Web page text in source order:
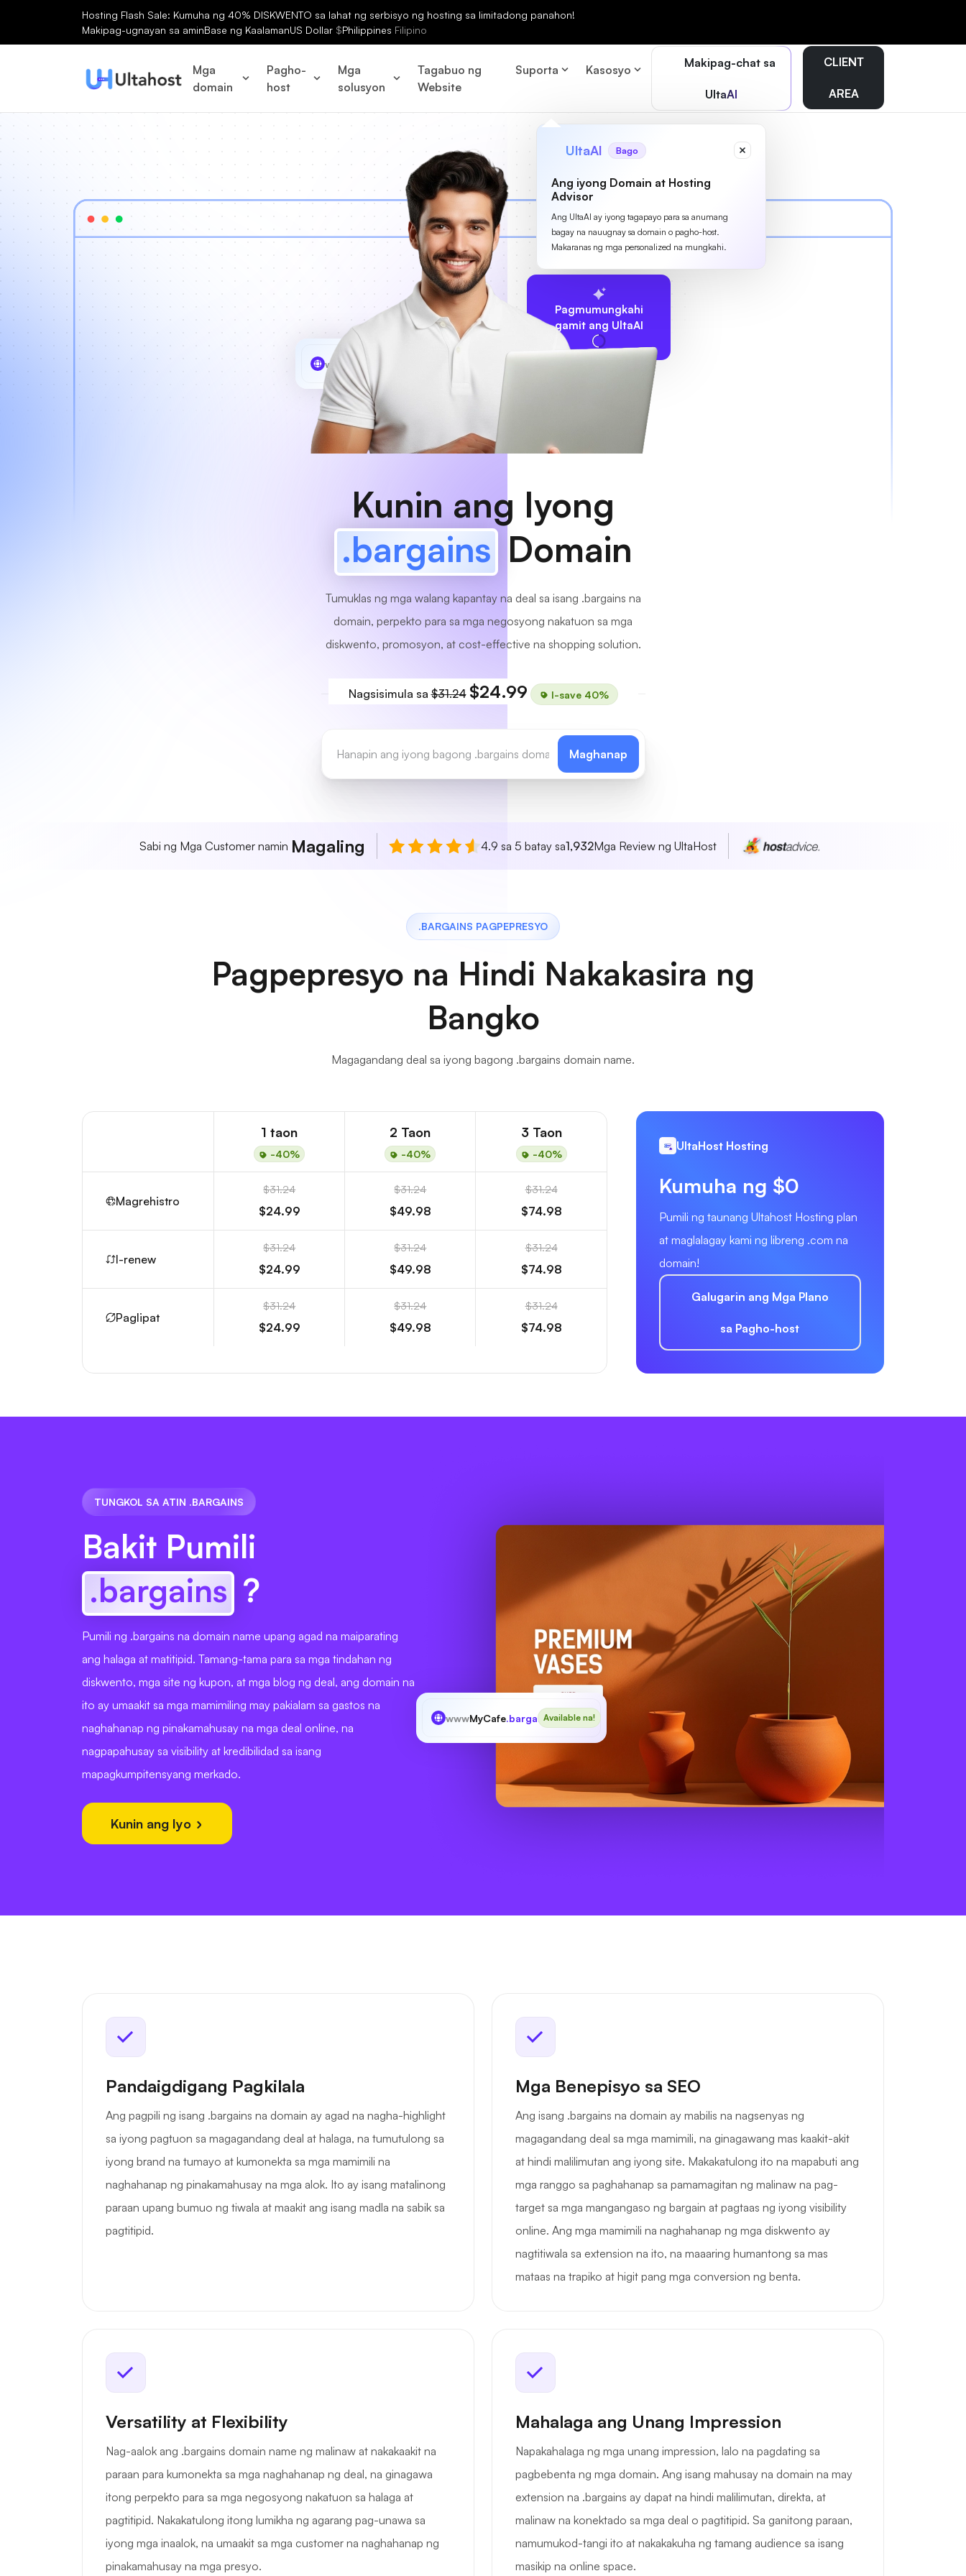
Hosting Flash Sale: Kumuha ng 40% DISKWENTO sa lahat ng serbisyo ng hosting sa limitadong panahon!
Makipag-ugnayan sa aminBase ng KaalamanUS Dollar $Philippines Filipino
Mga
domain
Pagho-
host
Mga
solusyon
Tagabuo ng
Website
Suporta Kasosyo Makipag-chat sa
UltaAI
UltaAI Bago
Ang iyong Domain at Hosting
Advisor
Ang UltaAI ay iyong tagapayo para sa anumang
bagay na nauugnay sa domain o pagho-host.
Makaranas ng mga personalized na mungkahi.
CLIENT
AREA
Pagmumungkahi
gamit ang UltaAI
www MyCafe
Kunin ang Iyong
.bargains Domain
Tumuklas ng mga walang kapantay na deal sa isang .bargains na
domain, perpekto para sa mga negosyong nakatuon sa mga
diskwento, promosyon, at cost-effective na shopping solution.
Nagsisimula sa$31.24 $24.99 I-save 40%
Maghanap
Sabi ng Mga Customer namin Magaling 4.9 sa 5 batay sa1,932Mga Review ng UltaHost
.BARGAINS PAGPEPRESYO
Pagpepresyo na Hindi Nakakasira ng
Bangko
Magagandang deal sa iyong bagong .bargains domain name.
1 taon
-40%
2 Taon
-40%
3 Taon
-40%
Magrehistro
$31.24
$24.99
$31.24
$49.98
$31.24
$74.98
I-renew
$31.24
$24.99
$31.24
$49.98
$31.24
$74.98
Paglipat
$31.24
$24.99
$31.24
$49.98
$31.24
$74.98
UltaHost Hosting
Kumuha ng $0
Pumili ng taunang Ultahost Hosting plan
at maglalagay kami ng libreng .com na
domain!
Galugarin ang Mga Plano
sa Pagho-host
TUNGKOL SA ATIN .BARGAINS
Bakit Pumili
.bargains ?
Pumili ng .bargains na domain name upang agad na maiparating
ang halaga at matitipid. Tamang-tama para sa mga tindahan ng
diskwento, mga site ng kupon, at mga blog ng deal, ang domain na
ito ay umaakit sa mga mamimiling may pakialam sa gastos na
naghahanap ng pinakamahusay na mga deal online, na
nagpapahusay sa visibility at kredibilidad sa isang
mapagkumpitensyang merkado.
Kunin ang Iyo
wwwMyCafe.bargainsAvailable na!
Pandaigdigang Pagkilala
Ang pagpili ng isang .bargains na domain ay agad na nagha-highlight
sa iyong pagtuon sa magagandang deal at halaga, na tumutulong sa
iyong brand na tumayo at kumonekta sa mga mamimili na
naghahanap ng pinakamahusay na mga alok. Ito ay isang matalinong
paraan upang bumuo ng tiwala at maakit ang isang madla na sabik sa
pagtitipid.
Mga Benepisyo sa SEO
Ang isang .bargains na domain ay mabilis na nagsenyas ng
magagandang deal sa mga mamimili, na ginagawang mas kaakit-akit
at hindi malilimutan ang iyong site. Makakatulong ito na mapabuti ang
mga ranggo sa paghahanap sa pamamagitan ng malinaw na pag-
target sa mga mangangaso ng bargain at pagtaas ng iyong visibility
online. Ang mga mamimili na naghahanap ng mga diskwento ay
nagtitiwala sa extension na ito, na maaaring humantong sa mas
mataas na trapiko at higit pang mga conversion ng benta.
Versatility at Flexibility
Nag-aalok ang .bargains domain name ng malinaw at nakakaakit na
paraan para kumonekta sa mga naghahanap ng deal, na ginagawa
itong perpekto para sa mga negosyong nakatuon sa halaga at
pagtitipid. Nakakatulong itong lumikha ng agarang pag-unawa sa
iyong mga inaalok, na umaakit sa mga customer na naghahanap ng
pinakamahusay na mga presyo.
Mahalaga ang Unang Impression
Napakahalaga ng mga unang impression, lalo na pagdating sa
pagbebenta ng mga domain. Ang isang mahusay na domain na may
extension na .bargains ay dapat na hindi malilimutan, direkta, at
malinaw na konektado sa mga deal o pagtitipid. Sa ganitong paraan,
namumukod-tangi ito at nakakakuha ng tamang audience sa isang
masikip na online space.